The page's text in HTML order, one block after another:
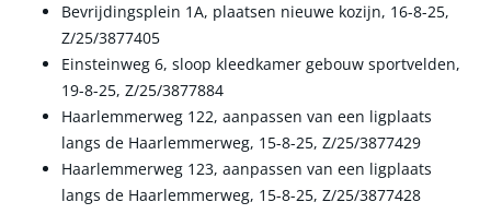
Bevrijdingsplein 1A, plaatsen nieuwe kozijn, 16-8-25,
Z/25/3877405
Einsteinweg 6, sloop kleedkamer gebouw sportvelden,
19-8-25, Z/25/3877884
Haarlemmerweg 122, aanpassen van een ligplaats
langs de Haarlemmerweg, 15-8-25, Z/25/3877429
Haarlemmerweg 123, aanpassen van een ligplaats
langs de Haarlemmerweg, 15-8-25, Z/25/3877428